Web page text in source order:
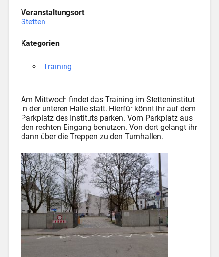
Veranstaltungsort
Stetten
Kategorien
Training
Am Mittwoch findet das Training im Stetteninstitut
in der unteren Halle statt. Hierfür könnt ihr auf dem
Parkplatz des Instituts parken. Vom Parkplatz aus
den rechten Eingang benutzen. Von dort gelangt ihr
dann über die Treppen zu den Turnhallen.